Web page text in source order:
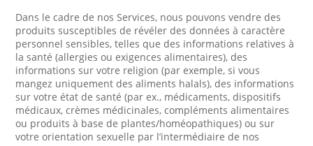
Dans le cadre de nos Services, nous pouvons vendre des
produits susceptibles de révéler des données à caractère
personnel sensibles, telles que des informations relatives à
la santé (allergies ou exigences alimentaires), des
informations sur votre religion (par exemple, si vous
mangez uniquement des aliments halals), des informations
sur votre état de santé (par ex., médicaments, dispositifs
médicaux, crèmes médicinales, compléments alimentaires
ou produits à base de plantes/homéopathiques) ou sur
votre orientation sexuelle par l’intermédiaire de nos